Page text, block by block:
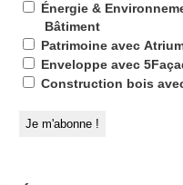
Énergie &
Bâtiment
Patrimoine avec
Enveloppe avec
Construction bois